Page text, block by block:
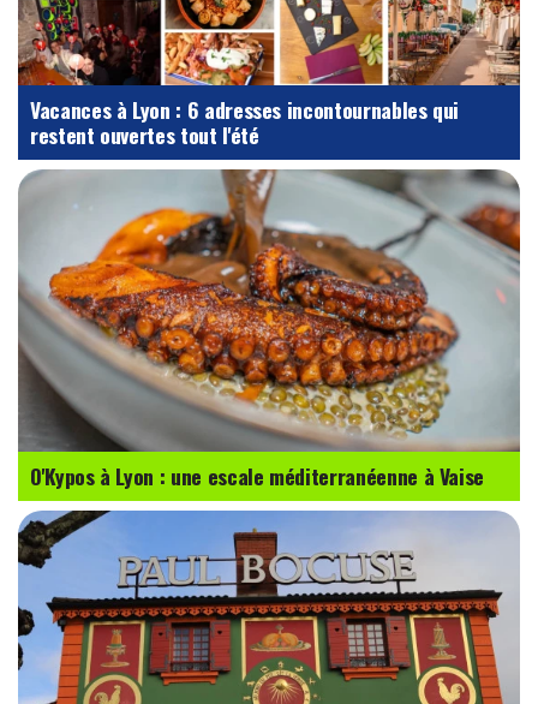
Vacances à Lyon : 6 adresses incontournables qui
restent ouvertes tout l'été
O'Kypos à Lyon : une escale méditerranéenne à Vaise